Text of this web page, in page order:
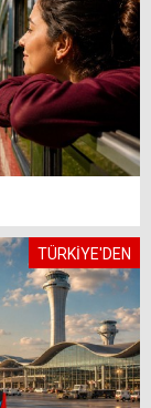
TÜRKİYE'DEN